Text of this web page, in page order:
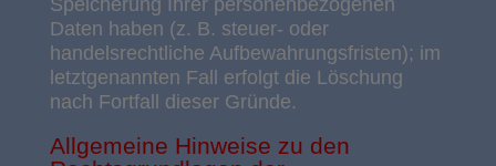
Speicherung Ihrer personenbezogenen
Daten haben (z. B. steuer- oder
handelsrechtliche Aufbewahrungsfristen); im
letztgenannten Fall erfolgt die Löschung
nach Fortfall dieser Gründe.
Allgemeine Hinweise zu den